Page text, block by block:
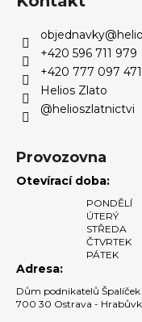
objednavky@
+420 596 711 979
+420 777 097 471
Helios Zlato
@helioszlatnictvi
Provozovna
Otevírací doba:
PONDĚLÍ
ÚTERÝ
STŘEDA
ČTVRTEK
PÁTEK
Adresa:
Dům podnikatelů
700 30 Ostrava -